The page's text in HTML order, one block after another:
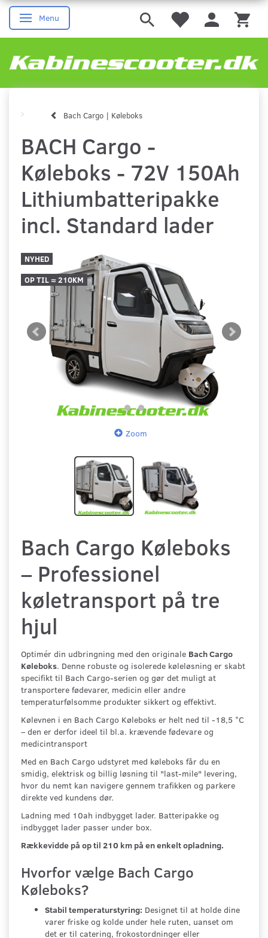
Skifte navigation
Menu
Bach Cargo | Køleboks
BACH Cargo -
Køleboks - 72V 150Ah
Lithiumbatteripakke
incl. Standard lader
NYHED
OP TIL ≈ 210KM
Zoom
Bach Cargo Køleboks
– Professionel
køletransport på tre
hjul
Optimér din udbringning med den originale Bach Cargo
Køleboks. Denne robuste og isolerede køleløsning er skabt
specifikt til Bach Cargo-serien og gør det muligt at
transportere fødevarer, medicin eller andre
temperaturfølsomme produkter sikkert og effektivt.
Kølevnen i en Bach Cargo Køleboks er helt ned til -18,5 °C
– den er derfor ideel til bl.a. krævende fødevare og
medicintransport
Med en Bach Cargo udstyret med køleboks får du en
smidig, elektrisk og billig løsning til "last-mile" levering,
hvor du nemt kan navigere gennem trafikken og parkere
direkte ved kundens dør.
Ladning med 10ah indbygget lader. Batteripakke og
indbygget lader passer under box.
Rækkevidde på op til 210 km på en enkelt opladning.
Hvorfor vælge Bach Cargo
Køleboks?
Stabil temperaturstyring: Designet til at holde dine
varer friske og kolde under hele ruten, uanset om
det er til catering, frokostordninger eller